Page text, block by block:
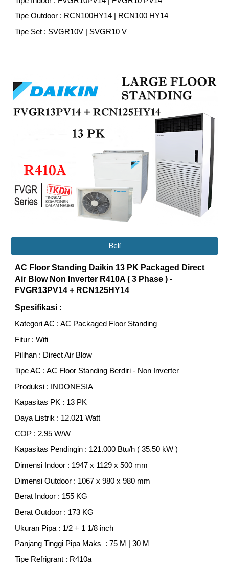
Tipe Outdoor : RCN100HY14 | RCN100 HY14
Tipe Set : SVGR10V | SVGR10 V
Beli
AC Floor Standing Daikin 13 PK Packaged Direct
Air Blow Non Inverter R410A ( 3 Phase ) -
FVGR13PV14 + RCN 125HY14
Spesifikasi :
Kategori AC : AC Packaged Floor Standing
Fitur : Wifi
Pilihan : Direct Air Blow
Tipe AC : AC Floor Standing Berdiri - Non Inverter
Produksi : INDONESIA
Kapasitas PK : 13 PK
Daya Listrik : 12.021 Watt
COP : 2.95 W/W
Kapasitas Pendingin : 121.000 Btu/h (35.50 kW )
Dimensi Indoor : 1947 x 1129 x 500 mm
Dimensi Outdoor : 1067 x980 x980 mm
Berat Indoor : 155 KG
Berat Outdoor : 173 KG
Ukuran Pipa : 1/2 + 1 1/8 inch
Panjang Tinggi Pipa Maks : 75 M | 30 M
Tipe Refrigrant : R410a